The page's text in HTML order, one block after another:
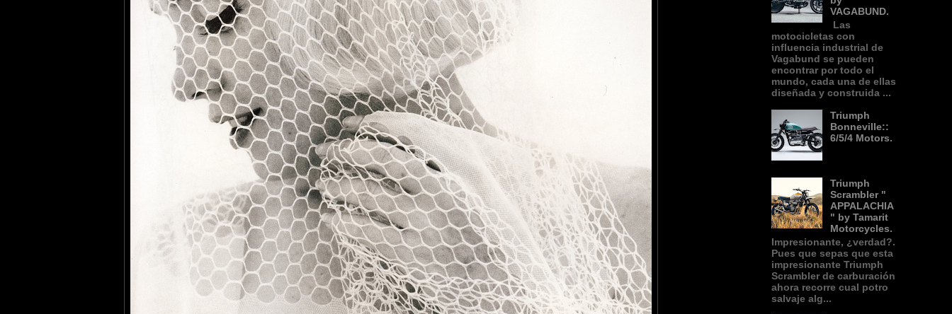
VAGABUND.
Las
motocicletas con
influencia industrial de
Vagabund se pueden
encontrar por todo el
mundo, cada una de ellas
diseñada y construida ...
Triumph
Bonneville::
6/5/4 Motors.
Triumph
Scrambler "
APPALACHIA
" by Tamarit
Motorcycles.
Impresionante, ¿verdad?.
Pues que sepas que esta
impresionante Triumph
Scrambler de carburación
ahora recorre cual potro
salvaje alg...